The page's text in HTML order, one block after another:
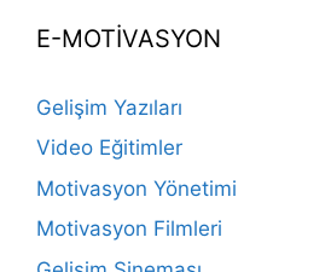
E-MOTİVASYON
Gelişim Yazıları
Video Eğitimler
Motivasyon Yönetimi
Motivasyon Filmleri